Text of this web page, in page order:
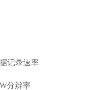
记录速率
分辨率